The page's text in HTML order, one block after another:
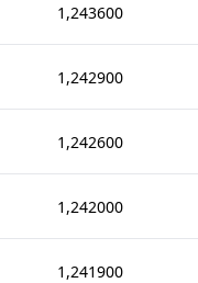
1,243600
1,242900
1,242600
1,242000
1,241900